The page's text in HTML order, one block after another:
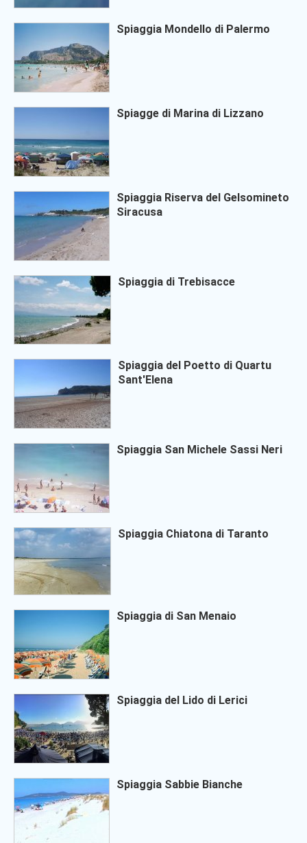
Spiaggia Mondello di Palermo
Spiagge di Marina di Lizzano
Spiaggia Riserva del Gelsomineto
Siracusa
Spiaggia di Trebisacce
Spiaggia del Poetto di Quartu
Sant'Elena
Spiaggia San Michele Sassi Neri
Spiaggia Chiatona di Taranto
Spiaggia di San Menaio
Spiaggia del Lido di Lerici
Spiaggia Sabbie Bianche